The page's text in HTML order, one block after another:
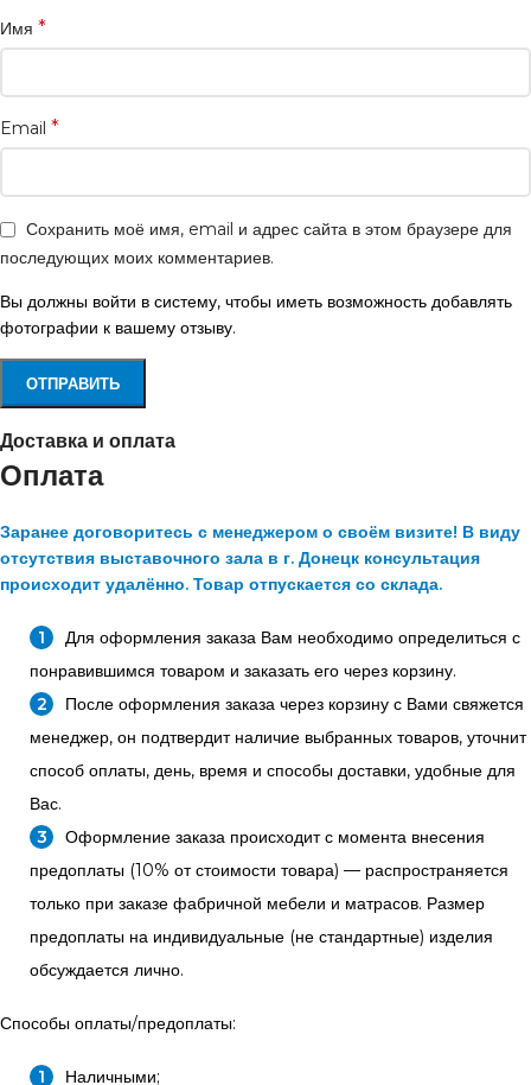
Имя *
Email *
Сохранить моё имя, email и адрес сайта в этом браузере для
последующих моих комментариев.
Вы должны войти в систему, чтобы иметь возможность добавлять
фотографии к вашему отзыву.
Доставка и оплата
Оплата
Заранее договоритесь с менеджером о своём визите! В виду
отсутствия выставочного зала в г. Донецк консультация
происходит удалённо. Товар отпускается со склада.
Для оформления заказа Вам необходимо определиться с
понравившимся товаром и заказать его через корзину.
После оформления заказа через корзину с Вами свяжется
менеджер, он подтвердит наличие выбранных товаров, уточнит
способ оплаты, день, время и способы доставки, удобные для
Вас.
Оформление заказа происходит с момента внесения
предоплаты (10% от стоимости товара) — распространяется
только при заказе фабричной мебели и матрасов. Размер
предоплаты на индивидуальные (не стандартные) изделия
обсуждается лично.
Способы оплаты/предоплаты:
Наличными;